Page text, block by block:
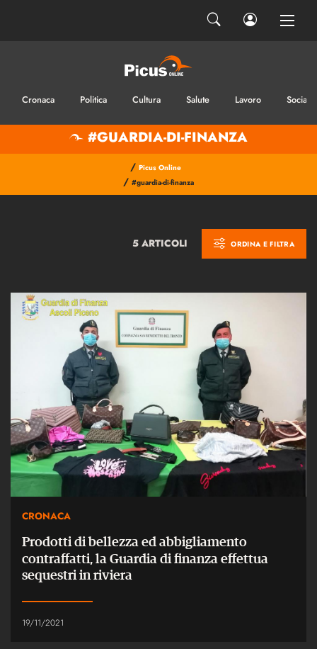
Cronaca Politica Cultura Salute Lavoro Sociale
#GUARDIA-DI-FINANZA
/ Picus Online
/ #guardia-di-finanza
5 ARTICOLI ORDINA E FILTRA
CRONACA
Prodotti di bellezza ed abbigliamento
contraffatti, la Guardia di finanza effettua
sequestri in riviera
19/11/2021